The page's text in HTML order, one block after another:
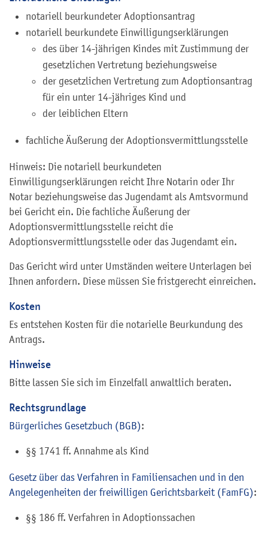
notariell beurkundeter Adoptionsantrag
notariell beurkundete Einwilligungserklärungen
des über 14-jährigen Kindes mit Zustimmung der
gesetzlichen Vertretung beziehungsweise
der gesetzlichen Vertretung zum Adoptionsantrag
für ein unter 14-jähriges Kind und
der leiblichen Eltern
fachliche Äußerung der Adoptionsvermittlungsstelle
Hinweis: Die notariell beurkundeten
Einwilligungserklärungen reicht Ihre Notarin oder Ihr
Notar beziehungsweise das Jugendamt als Amtsvormund
bei Gericht ein. Die fachliche Äußerung der
Adoptionsvermittlungsstelle reicht die
Adoptionsvermittlungsstelle oder das Jugendamt ein.
Das Gericht wird unter Umständen weitere Unterlagen bei
Ihnen anfordern. Diese müssen Sie fristgerecht einreichen.
Kosten
Es entstehen Kosten für die notarielle Beurkundung des
Antrags.
Hinweise
Bitte lassen Sie sich im Einzelfall anwaltlich beraten.
Rechtsgrundlage
Bürgerliches Gesetzbuch (BGB):
§§ 1741 ff. Annahme als Kind
Gesetz über das Verfahren in Familiensachen und in den
Angelegenheiten der freiwilligen Gerichtsbarkeit (FamFG):
§§ 186 ff. Verfahren in Adoptionssachen